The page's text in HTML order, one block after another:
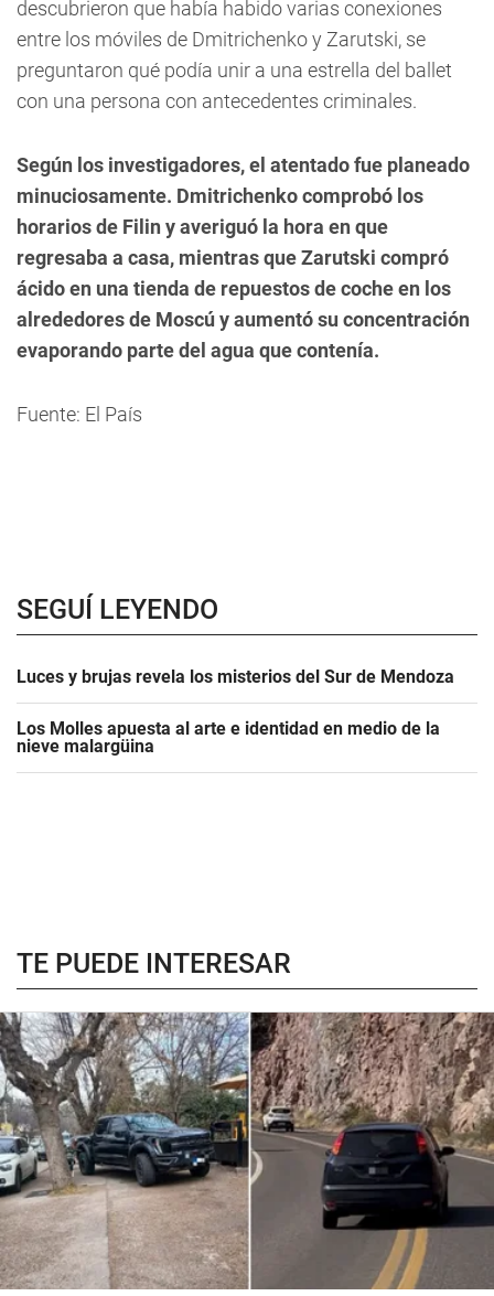
descubrieron que había habido varias conexiones
entre los móviles de Dmitrichenko y Zarutski, se
preguntaron qué podía unir a una estrella del ballet
con una persona con antecedentes criminales.
Según los investigadores, el atentado fue planeado
minuciosamente. Dmitrichenko comprobó los
horarios de Filin y averiguó la hora en que
regresaba a casa, mientras que Zarutski compró
ácido en una tienda de repuestos de coche en los
alrededores de Moscú y aumentó su concentración
evaporando parte del agua que contenía.
Fuente: El País
SEGUÍ LEYENDO
Luces y brujas revela los misterios del Sur de Mendoza
Los Molles apuesta al arte e identidad en medio de la
nieve malargüina
TE PUEDE INTERESAR